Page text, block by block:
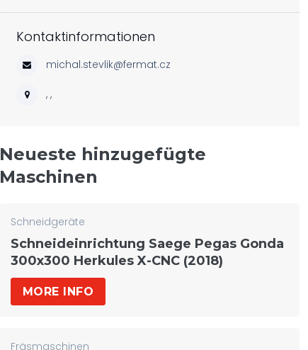
Kontaktinformationen
michal.stevlik@fermat.cz
, ,
Neueste hinzugefügte
Maschinen
Schneidgeräte
Schneideinrichtung Saege Pegas Gonda
300x300 Herkules X-CNC (2018)
MORE INFO
Fräsmaschinen